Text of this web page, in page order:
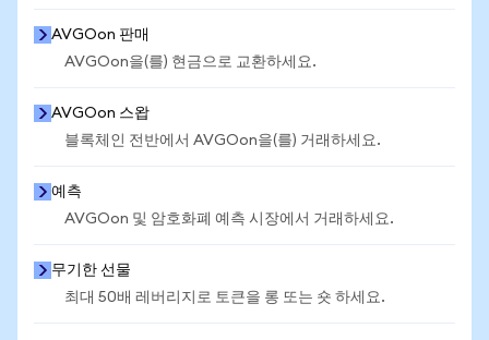
AVGOon 판매
AVGOon을(를) 현금으로 교환하세요.
AVGOon 스왑
블록체인 전반에서 AVGOon을(를) 거래하세요.
예측
AVGOon 및 암호화폐 예측 시장에서 거래하세요.
무기한 선물
최대 50배 레버리지로 토큰을 롱 또는 숏 하세요.